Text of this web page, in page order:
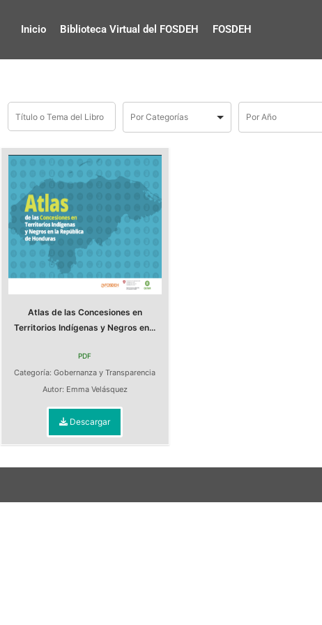
Inicio Biblioteca Virtual del FOSDEH FOSDEH
Atlas de las Concesiones en
Territorios Indígenas y Negros en...
PDF
Categoría:Gobernanza y Transparencia
Autor: Emma Velásquez
Descargar